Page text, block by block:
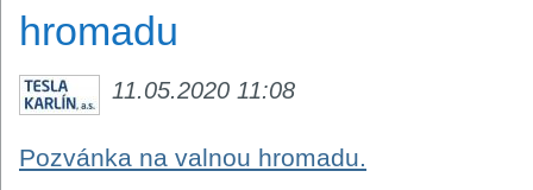
hromadu
11.05.2020 11:08
Pozvánka na valnou hromadu.